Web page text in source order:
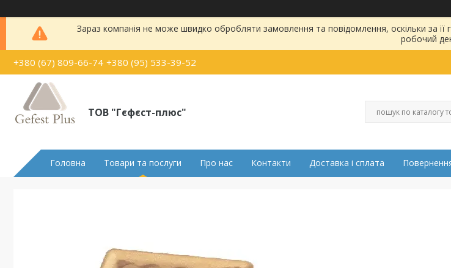
Зараз компанія не може швидко обробляти замовлення та повідомлення, оскільки за
робочий
+380 (67) 809-66-74 +380 (95) 533-39-52
ТОВ "Гєфєст-плюс"
Головна Товари та послуги Про нас Контакти Доставка і сплата